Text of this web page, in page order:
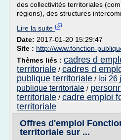
des collectivités territoriales
régions), des structures
Lire la suite
Date: 2017-01-20 15:29:47
Site : http://www.fonction-
Thèmes liés : cadres d
territoriale / cadres d
publique territoriale / loi 26
publique territoriale /
territoriale / cadre emploi
territoriale
Offres d'emploi
territoriale sur ...